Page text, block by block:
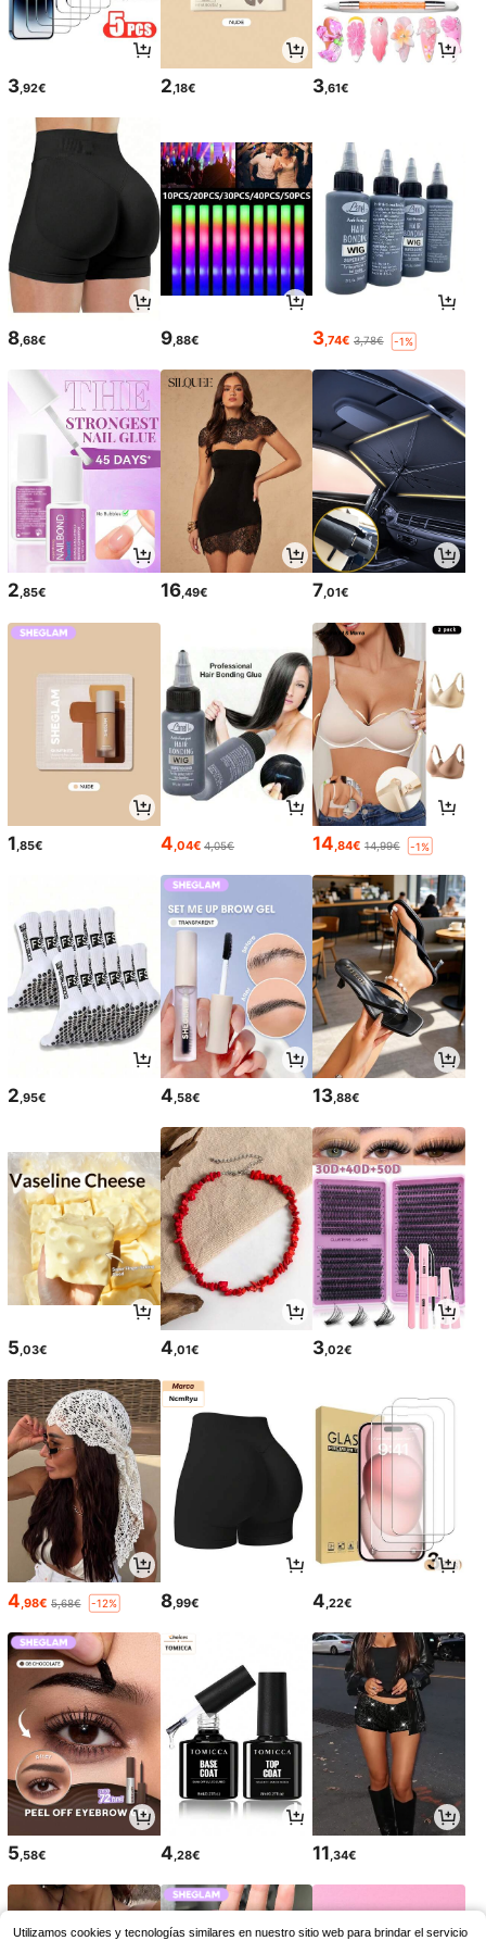
3,92€ 2,18€ 3,61€
8,68€ 9,88€ 3,74€ 3,78€ -1%
2,85€ 16,49€ 7,01€
1 ,85€ 4 ,04€ 4,05€ 14 ,84€ 14,99€ -1%
2,95€ 4,58€ 13,88€
5,03€ 4,01€ 3,02€
4 ,98€ 5,68€ -12% 8,99€ 4 ,22€
5 ,58€ 4 ,28€ 11 ,34€
Utilizamos cookies y tecnologías similares en nuestro sitio web para brindar el servicio